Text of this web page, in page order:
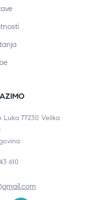
Luka 77230 Velika
610